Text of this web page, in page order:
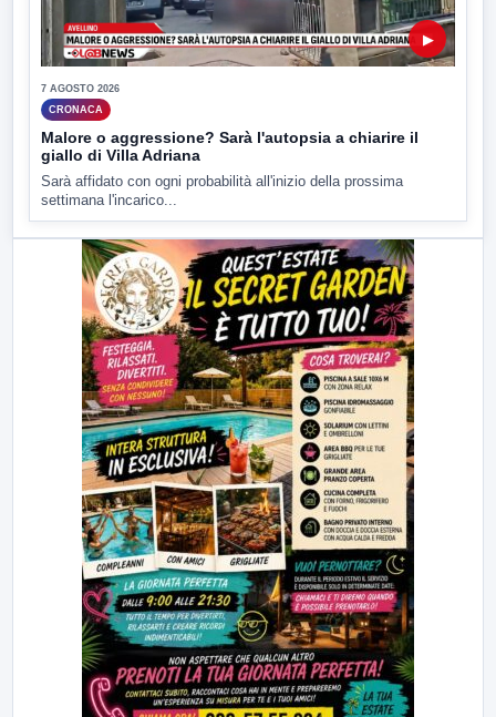
▶
7 AGOSTO 2026
CRONACA
Malore o aggressione? Sarà l'autopsia a chiarire il
giallo di Villa Adriana
Sarà affidato con ogni probabilità all'inizio della prossima
settimana l'incarico...